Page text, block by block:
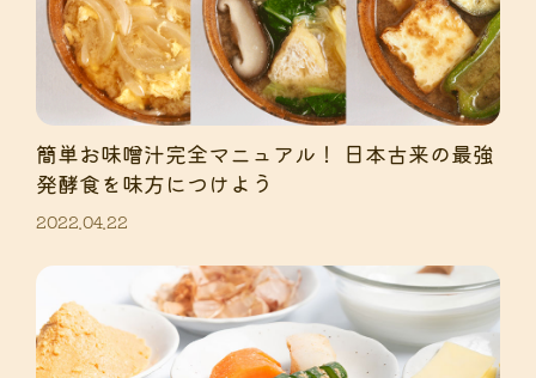
簡単お味噌汁完全マニュアル！ 日本古来の最強
発酵食を味方につけよう
2022.04.22